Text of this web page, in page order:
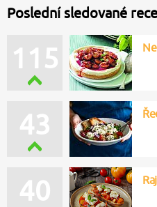
Poslední sledované
115
40
43